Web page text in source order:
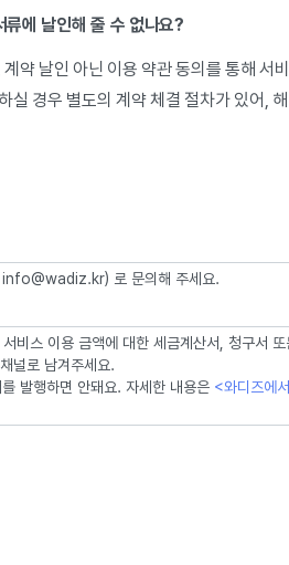
에 날인해 줄 수 없나요?
약 날인 아닌 이용 약관 동의를 통해 서
경우 별도의 계약 체결 절차가 있어,
info@wadiz.kr) 로 문의해 주세요.
비스 이용 금액에 대한 세금계산서, 청구서
널로 남겨주세요.
발행하면 안돼요. 자세한 내용은 <와디즈에